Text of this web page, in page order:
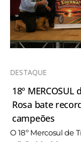
DESTAQUE
18º
Rosa bate
campeões
O 18º Mercosul de